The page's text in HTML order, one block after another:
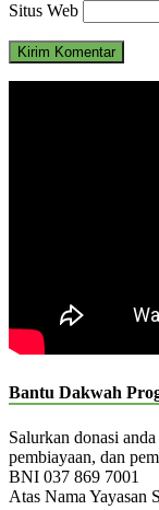
Situs Web
Bantu Dakwah
Salurkan donasi
pembiayaan, dan
BNI 037 869 7001
Atas Nama Yayasan